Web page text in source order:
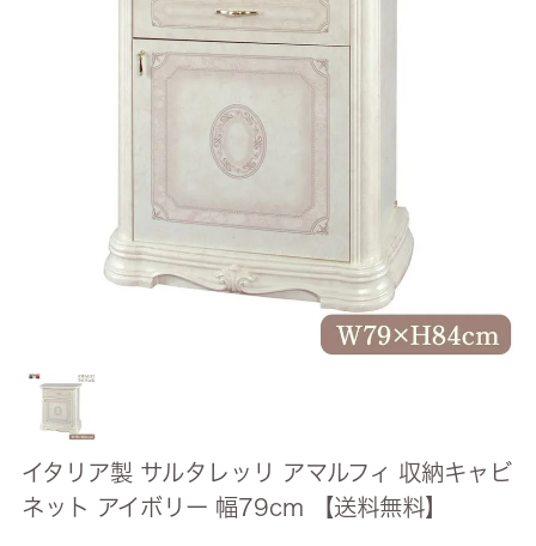
イタリア製 サルタレッリ アマルフィ 収納キャビ
ネット アイボリー 幅79cm 【送料無料】